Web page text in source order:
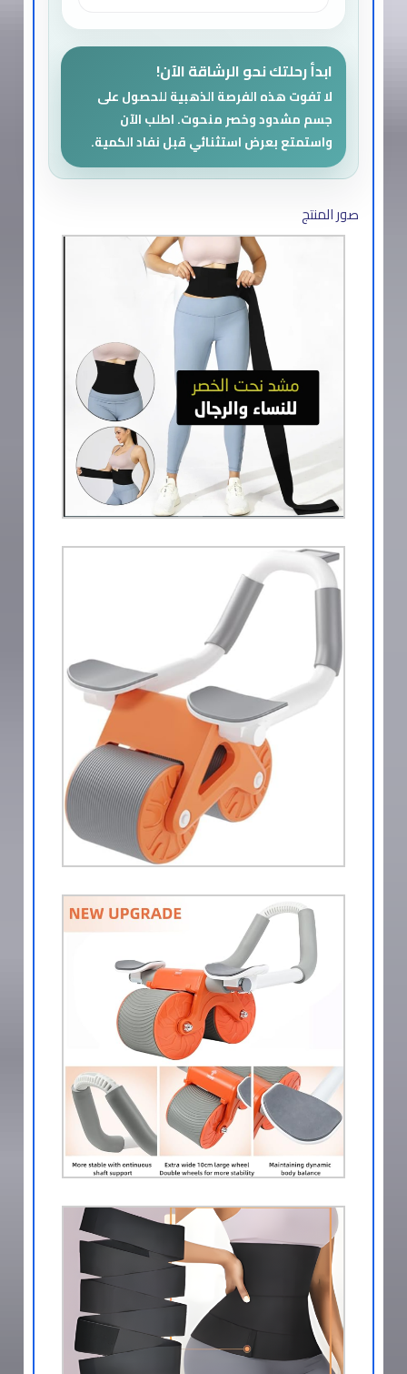
ابدأ رحلتك نحو الرشاقة الآن!
لا تفوت هذه الفرصة الذهبية للحصول على
جسم مشدود وخصر منحوت. اطلب الآن
واستمتع بعرض استثنائي قبل نفاد الكمية.
صور المنتج​